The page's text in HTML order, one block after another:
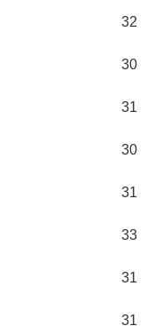
32
30
31
30
31
33
31
31